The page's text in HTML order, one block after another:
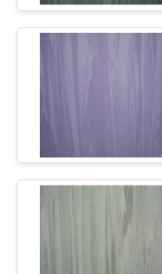
นโยบาย
ส่วน
พื้นวินิ